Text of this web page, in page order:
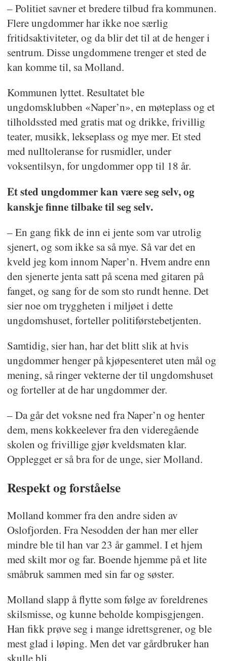
– Politiet savner et bredere tilbud fra kommunen.
Flere ungdommer har ikke noe særlig
fritidsaktiviteter, og da blir det til at de henger i
sentrum. Disse ungdommene trenger et sted de
kan komme til, sa Molland.
Kommunen lyttet. Resultatet ble
ungdomsklubben «Naper’n», en møteplass og et
tilholdssted med gratis mat og drikke, frivillig
teater, musikk, lekseplass og mye mer. Et sted
med nulltoleranse for rusmidler, under
voksentilsyn, for ungdommer opp til 18 år.
Et sted ungdommer kan være seg selv, og
kanskje finne tilbake til seg selv.
– En gang fikk de inn ei jente som var utrolig
sjenert, og som ikke sa så mye. Så var det en
kveld jeg kom innom Naper’n. Hvem andre enn
den sjenerte jenta satt på scena med gitaren på
fanget, og sang for de som sto rundt henne. Det
sier noe om tryggheten i miljøet i dette
ungdomshuset, forteller politiførstebetjenten.
Samtidig, sier han, har det blitt slik at hvis
ungdommer henger på kjøpesenteret uten mål og
mening, så ringer vekterne der til ungdomshuset
og forteller at de har ungdommer der.
– Da går det voksne ned fra Naper’n og henter
dem, mens kokkeelever fra den videregående
skolen og frivillige gjør kveldsmaten klar.
Opplegget er så bra for de unge, sier Molland.
Respekt og forståelse
Molland kommer fra den andre siden av
Oslofjorden. Fra Nesodden der han mer eller
mindre ble til han var 23 år gammel. I et hjem
med skilt mor og far. Boende hjemme på et lite
småbruk sammen med sin far og søster.
Molland slapp å flytte som følge av foreldrenes
skilsmisse, og kunne beholde kompisgjengen.
Han fikk prøve seg i mange idrettsgrener, og ble
mest glad i løping. Men det var gårdbruker han